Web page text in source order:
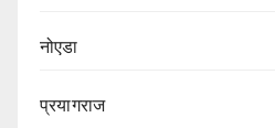
नोएडा
प्रयागराज